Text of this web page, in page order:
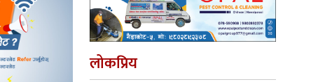
लोकप्रिय